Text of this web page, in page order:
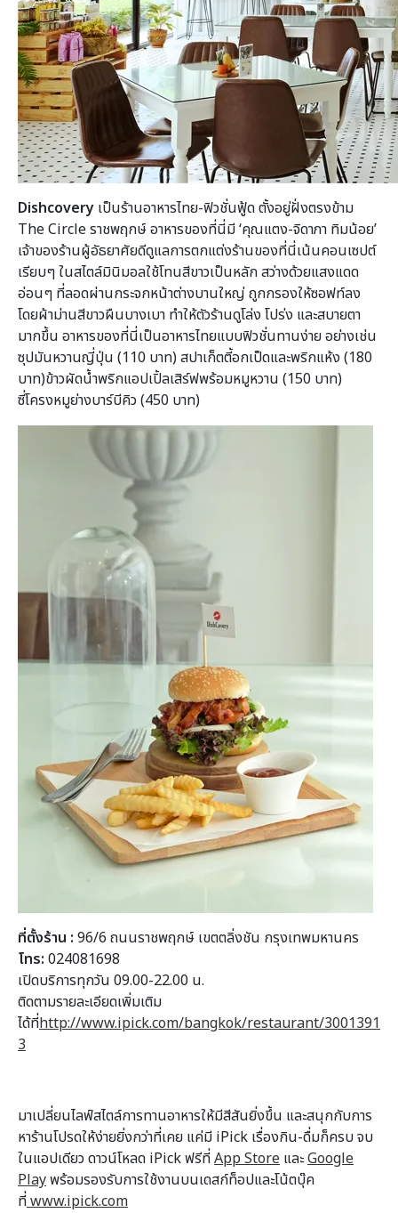
Dishcovery เป็นร้านอาหารไทย-ฟิวชั่นฟู้ด ตั้งอยู่ฝั่งตรงข้าม
The Circle ราชพฤกษ์ อาหารของที่นี่มี ‘คุณแตง-จิดาภา ทิมน้อย’
เจ้าของร้านผู้อัธยาศัยดีดูแลการตกแต่งร้านของที่นี่เน้นคอนเซปต์
เรียบๆ ในสไตล์มินิมอลใช้โทนสีขาวเป็นหลัก สว่างด้วยแสงแดด
อ่อนๆ ที่ลอดผ่านกระจกหน้าต่างบานใหญ่ ถูกกรองให้ซอฟท์ลง
โดยผ้าม่านสีขาวผืนบางเบา ทำให้ตัวร้านดูโล่ง โปร่ง และสบายตา
มากขึ้น อาหารของที่นี่เป็นอาหารไทยแบบฟิวชั่นทานง่าย อย่างเช่น
ซุปมันหวานญี่ปุ่น (110 บาท) สปาเก็ตตี้อกเป็ดและพริกแห้ง (180
บาท)ข้าวผัดน้ำพริกแอปเปิ้ลเสิร์ฟพร้อมหมูหวาน (150 บาท)
ซี่โครงหมูย่างบาร์บีคิว (450 บาท)
ที่ตั้งร้าน : 96/6 ถนนราชพฤกษ์ เขตตลิ่งชัน กรุงเทพมหานคร
โทร: 024081698
เปิดบริการทุกวัน 09.00-22.00 น.
ติดตามรายละเอียดเพิ่มเติม
ได้ที่http://www.ipick.com/bangkok/restaurant/3001391
3
มาเปลี่ยนไลฟ์สไตล์การทานอาหารให้มีสีสันยิ่งขึ้น และสนุกกับการ
หาร้านโปรดให้ง่ายยิ่งกว่าที่เคย แค่มี iPick เรื่องกิน-ดื่มก็ครบ จบ
ในแอปเดียว ดาวน์โหลด iPick ฟรีที่App Store และGoogle
Playพร้อมรองรับการใช้งานบนเดสก์ท็อปและโน้ตบุ๊ค
ที่www.ipick.com